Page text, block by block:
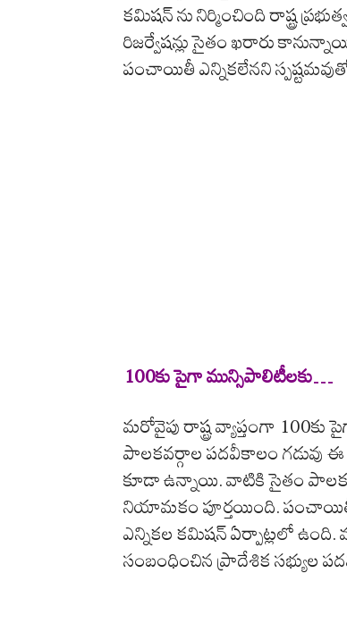
కమిషన్ ను నిర్మించింది రాష్ట్ర
రిజర్వేషన్లు సైతం ఖరారు
పంచాయితీ ఎన్నికలేనని
100కు పైగా మున్సిపాలిటీలకు…
మరోవైపు రాష్ట్ర వ్యాప్తంగా
పాలకవర్గాల పదవీకాలం గడువు ఈ
కూడా ఉన్నాయి. వాటికి సైతం
నియామకం పూర్తయింది. పంచాయితీ
ఎన్నికల కమిషన్ ఏర్పాట్లలో ఉంది.
సంబంధించిన ప్రాదేశిక సభ్యుల